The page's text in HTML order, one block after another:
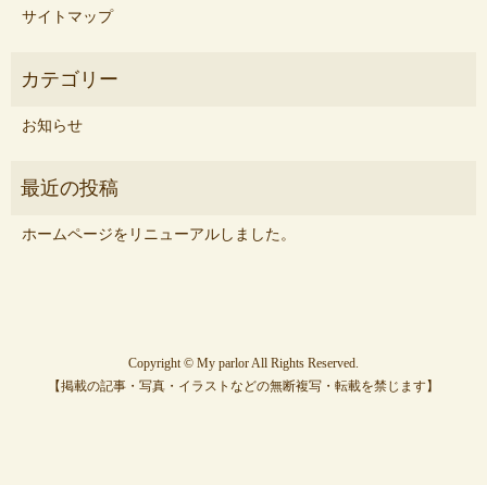
サイトマップ
お知らせ
ホームページをリニューアルしました。
Copyright © My parlor All Rights Reserved.
【掲載の記事・写真・イラストなどの無断複写・転載を禁じます】